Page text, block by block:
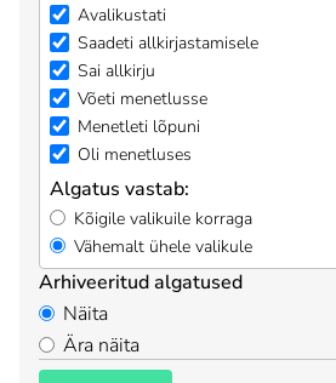
Avalikustati
Saadeti allkirjastamisele
Sai allkirju
Võeti menetlusse
Menetleti lõpuni
Oli menetluses
Algatus vastab:
Kõigile valikuile korraga
Vähemalt ühele valikule
Arhiveeritud algatused
Näita
Ära näita